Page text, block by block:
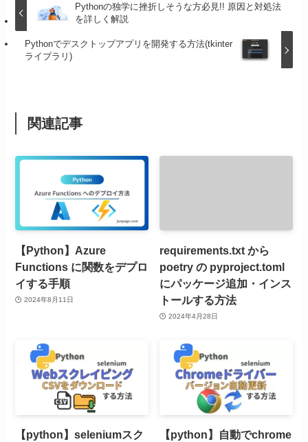
Pythonの独学に挫折しそうな方必見!! 原因と対処法
を詳しく解説
Pythonでデスクトップアプリを開発する方法(tkinter
ライブラリ)
関連記事
【Python】Azure
Functions に関数をデプロ
イする手順
2024年8月11日
requirements.txt から
poetry の pyproject.toml
にパッケージ追加・インス
トールする方法
2024年4月28日
【python】seleniumスク
【python】自動でchrome